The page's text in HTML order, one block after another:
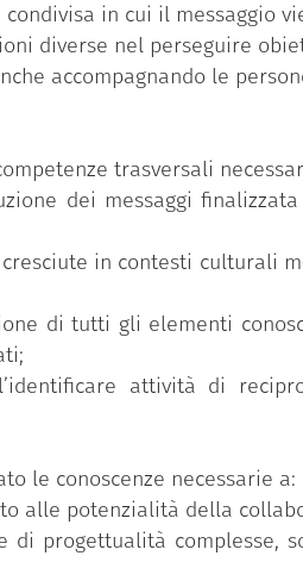
del livello 3,
permette ai partecipanti di
diversi al fine di
facilitare l’avvicinamento
in cui il messaggio
diverse nel perseguire
accompagnando le
trasversali
dei messaggi
in contesti culturali
di tutti gli elementi
attività di
le conoscenze necessarie a:
alle potenzialità della
di progettualità